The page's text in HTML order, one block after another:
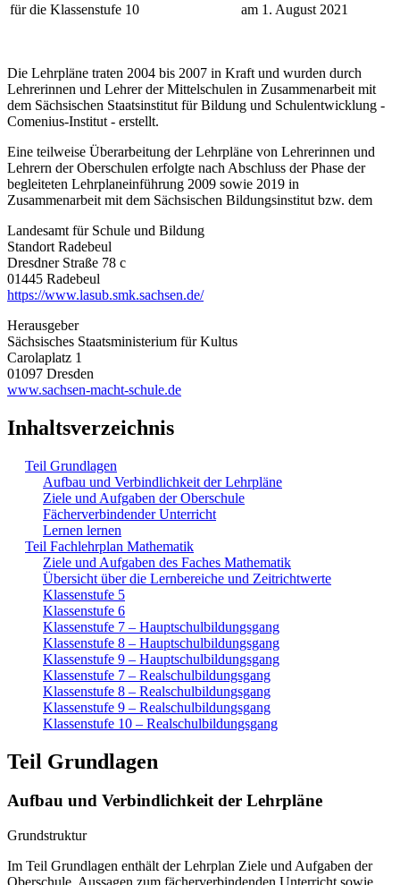
für die Klassenstufe 10
am 1. August 2021
Die Lehrpläne traten 2004 bis 2007 in Kraft und wurden durch
Lehrerinnen und Lehrer der Mittelschulen in Zusammenarbeit mit
dem Sächsischen Staatsinstitut für Bildung und Schulentwicklung -
Comenius-Institut - erstellt.
Eine teilweise Überarbeitung der Lehrpläne von Lehrerinnen und
Lehrern der Oberschulen erfolgte nach Abschluss der Phase der
begleiteten Lehrplaneinführung 2009 sowie 2019 in
Zusammenarbeit mit dem Sächsischen Bildungsinstitut bzw. dem
Landesamt für Schule und Bildung
Standort Radebeul
Dresdner Straße 78 c
01445 Radebeul
https://www.lasub.smk.sachsen.de/
Herausgeber
Sächsisches Staatsministerium für Kultus
Carolaplatz 1
01097 Dresden
www.sachsen-macht-schule.de
Inhaltsverzeichnis
Teil Grundlagen
Aufbau und Verbindlichkeit der Lehrpläne
Ziele und Aufgaben der Oberschule
Fächerverbindender Unterricht
Lernen lernen
Teil Fachlehrplan Mathematik
Ziele und Aufgaben des Faches Mathematik
Übersicht über die Lernbereiche und Zeitrichtwerte
Klassenstufe 5
Klassenstufe 6
Klassenstufe 7 – Hauptschulbildungsgang
Klassenstufe 8 – Hauptschulbildungsgang
Klassenstufe 9 – Hauptschulbildungsgang
Klassenstufe 7 – Realschulbildungsgang
Klassenstufe 8 – Realschulbildungsgang
Klassenstufe 9 – Realschulbildungsgang
Klassenstufe 10 – Realschulbildungsgang
Teil Grundlagen
Aufbau und Verbindlichkeit der Lehrpläne
Grundstruktur
Im Teil Grundlagen enthält der Lehrplan Ziele und Aufgaben der